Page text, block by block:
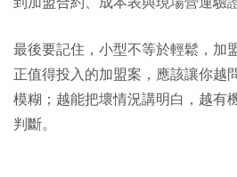
最後要記住，小型不等於輕鬆，加
正值得投入的加盟案，應該讓你越
模糊；越能把壞情況講明白，越有
判斷。